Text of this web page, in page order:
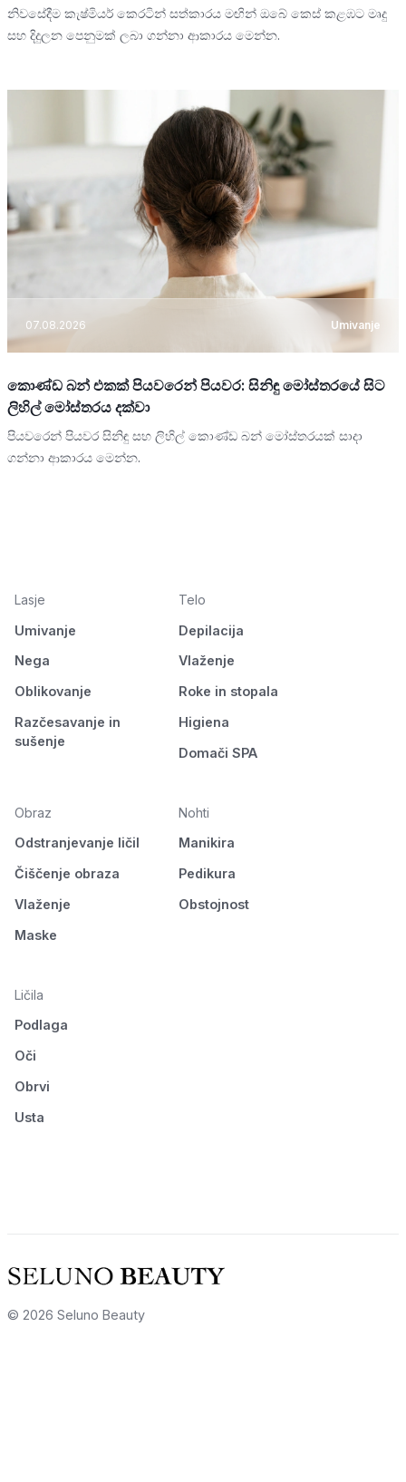
නිවසේදීම කැෂ්මියර් කෙරටින් සත්කාරය මඟින් ඔබේ කෙස් කළඹට මෘදු
සහ දිදුලන පෙනුමක් ලබා ගන්නා ආකාරය මෙන්න.
07.08.2026 Umivanje
කොණ්ඩ බන් එකක් පියවරෙන් පියවර: සිනිඳු මෝස්තරයේ සිට
ලිහිල් මෝස්තරය දක්වා
පියවරෙන් පියවර සිනිඳු සහ ලිහිල් කොණ්ඩ බන් මෝස්තරයක් සාදා
ගන්නා ආකාරය මෙන්න.
Lasje
Umivanje
Nega
Oblikovanje
Razčesavanje in
sušenje
Telo
Depilacija
Vlaženje
Roke in stopala
Higiena
Domači SPA
Obraz
Odstranjevanje ličil
Čiščenje obraza
Vlaženje
Maske
Nohti
Manikira
Pedikura
Obstojnost
Ličila
Podlaga
Oči
Obrvi
Usta
© 2026 Seluno Beauty